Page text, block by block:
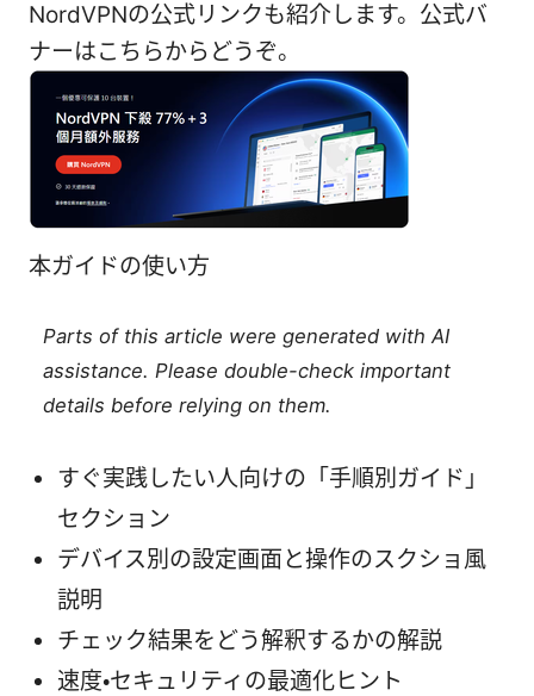
NordVPNの公式リンクも紹介します。公式バ
ナーはこちらからどうぞ。
本ガイドの使い方
Parts of this article were generated with AI
assistance. Please double-check important
details before relying on them.
すぐ実践したい人向けの「手順別ガイド」
セクション
デバイス別の設定画面と操作のスクショ風
説明
チェック結果をどう解釈するかの解説
速度・セキュリティの最適化ヒント